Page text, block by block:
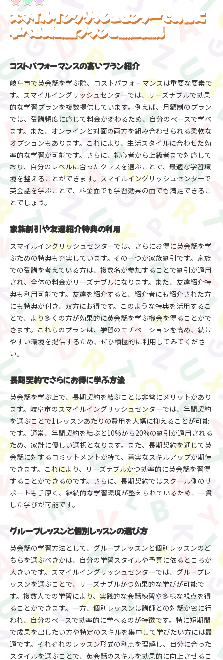
スマイルイングリッシュセンターでお得に
学べる英会話プランを徹底解説
コストパフォーマンスの高いプラン紹介
岐阜市で英会話を学ぶ際、コストパフォーマンスは重要な要素で
す。スマイルイングリッシュセンターでは、リーズナブルで効果
的な学習プランを複数提供しています。例えば、月額制のプラン
では、受講頻度に応じて料金が変わるため、自分のペースで学べ
ます。また、オンラインと対面の両方を組み合わせられる柔軟な
オプションもあります。これにより、生活スタイルに合わせた効
率的な学習が可能です。さらに、初心者から上級者まで対応して
おり、自分のレベルに合ったクラスを選ぶことで、最適な学習環
境を整えることができます。スマイルイングリッシュセンターで
英会話を学ぶことで、料金面でも学習効果の面でも満足できるこ
とでしょう。
家族割引や友達紹介特典の利用
スマイルイングリッシュセンターでは、さらにお得に英会話を学
ぶための特典も充実しています。その一つが家族割引です。家族
での受講を考えている方は、複数名が参加することで割引が適用
され、全体の料金がリーズナブルになります。また、友達紹介特
典も利用可能です。友達を紹介すると、紹介者にも紹介された方
にも特典が付き、双方にお得です。このような特典を活用するこ
とで、より多くの方が効果的に英会話を学ぶ機会を得ることがで
きます。これらのプランは、学習のモチベーションを高め、続け
やすい環境を提供するため、ぜひ積極的に利用してみてくださ
い。
長期契約でさらにお得に学ぶ方法
英会話を学ぶ上で、長期契約を結ぶことは非常にメリットがあり
ます。岐阜市のスマイルイングリッシュセンターでは、年間契約
を選ぶことで1レッスンあたりの費用を大幅に抑えることが可能
です。通常、年間契約を結ぶと10%から20%の割引が適用される
ため、家計に優しい選択となります。また、長期契約を通じて英
会話に対するコミットメントが持て、着実なスキルアップが期待
できます。これにより、リーズナブルかつ効率的に英会話を習得
することができるのです。さらに、長期契約ではスクール側のサ
ポートも手厚く、継続的な学習環境が整えられているため、一貫
した学びが可能です。
グループレッスンと個別レッスンの選び方
英会話の学習方法として、グループレッスンと個別レッスンのど
ちらを選ぶべきかは、自分の学習スタイルや予算に依るところが
大きいです。スマイルイングリッシュセンターでは、グループレ
ッスンを選ぶことで、リーズナブルかつ効果的な学びが可能で
す。複数人での学習により、実践的な会話練習や多様な視点を得
ることができます。一方、個別レッスンは講師との対話が密に行
われ、自分のペースで効率的に学べるのが特徴です。特に短期間
で成果を出したい方や特定のスキルを集中して学びたい方には最
適です。それぞれのレッスン形式の利点を理解し、自分に合った
スタイルを選ぶことで、英会話のスキルを効果的に向上させるこ
お申し込みはこちらから